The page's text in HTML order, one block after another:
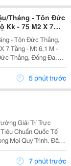
Tháng - Tôn Đức
Kk - 75 M2 X 7
- Tôn Đức Thắng,
7 Tầng - Mt 6,1 M -
Thắng, Đống Đa.
Ô Tô Tránh Khoảng
5 phút trước
Giải Trí Trực
Chuẩn Quốc Tế
Mọi Quy Trình. Đây
Đánh Giá Cao
7 phút trước